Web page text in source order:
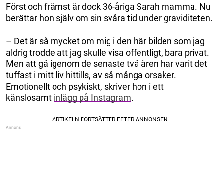
Först och främst är dock 36-åriga Sarah mamma. Nu
berättar hon själv om sin svåra tid under graviditeten.
– Det är så mycket om mig i den här bilden som jag
aldrig trodde att jag skulle visa offentligt, bara privat.
Men att gå igenom de senaste två åren har varit det
tuffast i mitt liv hittills, av så många orsaker.
Emotionellt och psykiskt, skriver hon i ett
känslosamt inlägg på Instagram.